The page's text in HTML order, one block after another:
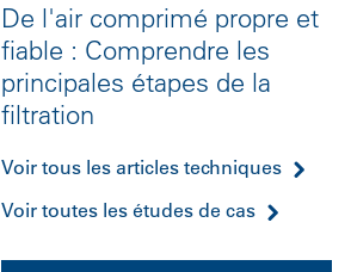
De l'air comprimé propre et
fiable : Comprendre les
principales étapes de la
filtration
Voir tous les articles techniques
Voir toutes les études de cas